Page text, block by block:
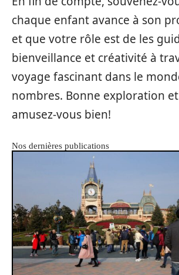
chaque enfant avance à son
et que votre rôle est de les
bienveillance et créativité à
voyage fascinant dans le
nombres. Bonne exploration
amusez-vous bien!
Nos dernières publications